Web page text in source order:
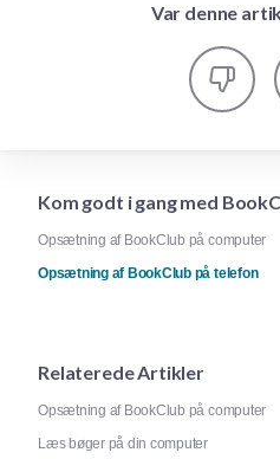
Var denne
Kom godt i gang med
Opsætning af BookClub på computer
Opsætning af BookClub på telefon
Relaterede Artikler
Opsætning af BookClub på computer
Læs bøger på din computer